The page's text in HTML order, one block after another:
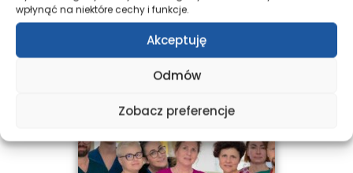
wpłynąć na niektóre cechy i funkcje.
Akceptuję
Odmów
Zobacz preferencje